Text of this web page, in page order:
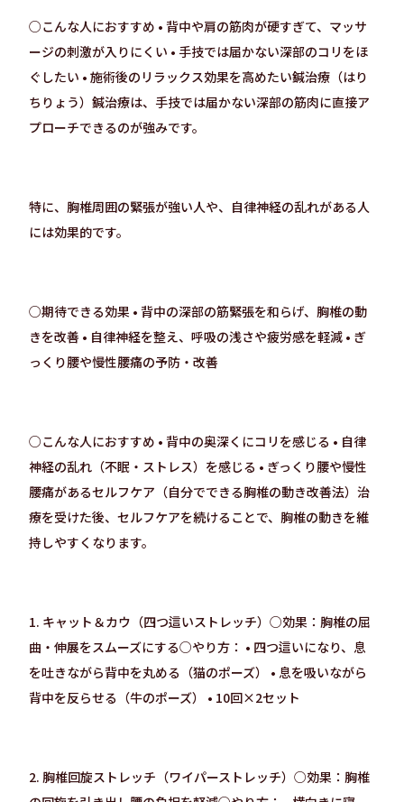
○こんな人におすすめ • 背中や肩の筋肉が硬すぎて、マッサ
ージの刺激が入りにくい • 手技では届かない深部のコリをほ
ぐしたい • 施術後のリラックス効果を高めたい鍼治療（はり
ちりょう）鍼治療は、手技では届かない深部の筋肉に直接ア
プローチできるのが強みです。
特に、胸椎周囲の緊張が強い人や、自律神経の乱れがある人
には効果的です。
○期待できる効果 • 背中の深部の筋緊張を和らげ、胸椎の動
きを改善 • 自律神経を整え、呼吸の浅さや疲労感を軽減 • ぎ
っくり腰や慢性腰痛の予防・改善
○こんな人におすすめ • 背中の奥深くにコリを感じる • 自律
神経の乱れ（不眠・ストレス）を感じる • ぎっくり腰や慢性
腰痛があるセルフケア（自分でできる胸椎の動き改善法）治
療を受けた後、セルフケアを続けることで、胸椎の動きを維
持しやすくなります。
1. キャット＆カウ（四つ這いストレッチ）○効果：胸椎の屈
曲・伸展をスムーズにする○やり方： • 四つ這いになり、息
を吐きながら背中を丸める（猫のポーズ） • 息を吸いながら
背中を反らせる（牛のポーズ） • 10回×2セット
2. 胸椎回旋ストレッチ（ワイパーストレッチ）○効果：胸椎